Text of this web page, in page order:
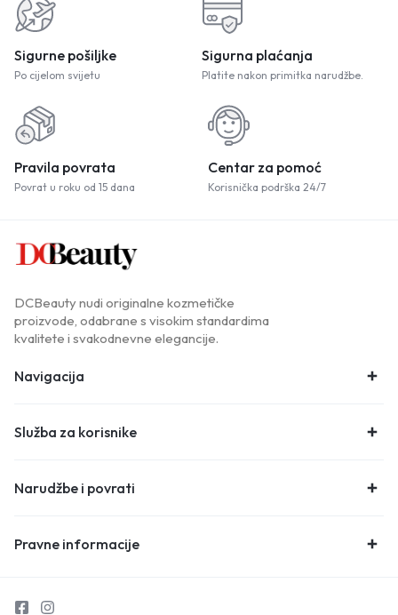
Sigurne pošiljke
Po cijelom svijetu
Sigurna plaćanja
Platite nakon primitka narudžbe.
Pravila povrata
Povrat u roku od 15 dana
Centar za pomoć
Korisnička podrška 24/7
DCBeauty nudi originalne kozmetičke
proizvode, odabrane s visokim standardima
kvalitete i svakodnevne elegancije.
Navigacija
Služba za korisnike
Narudžbe i povrati
Pravne informacije